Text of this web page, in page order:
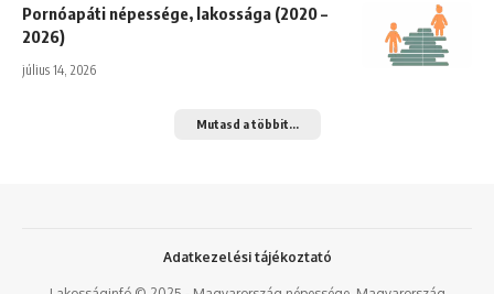
Pornóapáti népessége, lakossága (2020 –
2026)
július 14, 2026
Mutasd a többit...
Adatkezelési tájékoztató